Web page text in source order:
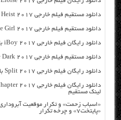
دانلود مستقیم فیلم خارجی Essex Heist 2017 از سرور سایت
دانلود مستقیم فیلم خارجی Get the Girl 2017 از سرور سایت
دانلود رایگان فیلم خارجی iBoy 2017 با لینک مستقیم
دانلود مستقیم فیلم خارجی Justice League Dark 2017 از سرور سایت
دانلود رایگان فیلم خارجی Split 2017 با لینک مستقیم
لینک مستقیم
«اسباب زحمت» و تکرار موقعیت
«پایتخت۷» و چرخه تکرار